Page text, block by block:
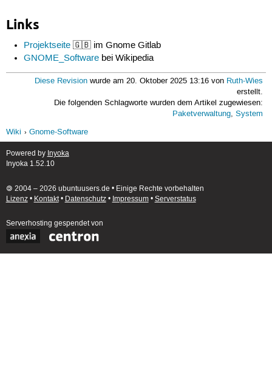
Links
Projektseite 🇬🇧 im Gnome Gitlab
GNOME_Software bei Wikipedia
Diese Revision wurde am 20. Oktober 2025 13:16 von Ruth-Wies
erstellt.
Die folgenden Schlagworte wurden dem Artikel zugewiesen:
Paketverwaltung,System
Wiki
Gnome-Software
Powered by Inyoka
Inyoka 1.52.10
🄯 2004 – 2026 ubuntuusers.de • Einige Rechte vorbehalten
Lizenz• Kontakt• Datenschutz• Impressum• Serverstatus
Serverhosting gespendet von